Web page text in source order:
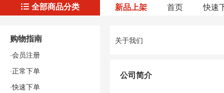
全部商品分类 新品上架 首页 快速
购物指南
·会员注册
·正常下单
·快速下单
关于我们
公司简介